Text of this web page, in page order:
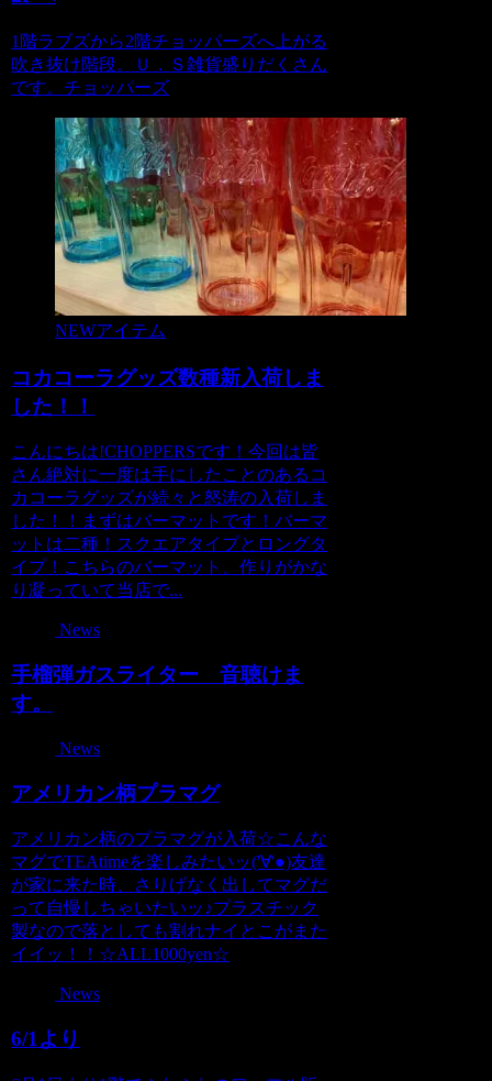
1階ラブズから2階チョッパーズへ上がる
吹き抜け階段。Ｕ．Ｓ雑貨盛りだくさん
です。チョッパーズ
NEWアイテム
コカコーラグッズ数種新入荷しま
した！！
こんにちは!CHOPPERSです！今回は皆
さん絶対に一度は手にしたことのあるコ
カコーラグッズが続々と怒涛の入荷しま
した！！まずはバーマットです！バーマ
ットは二種！スクエアタイプとロングタ
イプ！こちらのバーマット、作りがかな
り凝っていて当店で...
News
手榴弾ガスライター 音聴けま
す。
News
アメリカン柄プラマグ
アメリカン柄のプラマグが入荷☆こんな
マグでTEAtimeを楽しみたいッ('∀'●)友達
が家に来た時、さりげなく出してマグだ
って自慢しちゃいたいッ♪プラスチック
製なので落としても割れナイとこがまた
イイッ！！☆ALL1000yen☆
News
6/1より